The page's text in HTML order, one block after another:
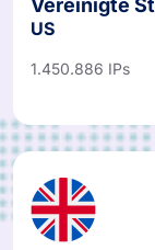
US
1.450.886 IPs